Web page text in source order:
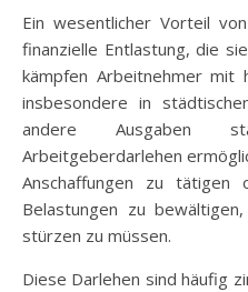
Ein wesentlicher Vorteil
finanzielle Entlastung, die
kämpfen Arbeitnehmer mit
insbesondere in
andere Ausgaben
Arbeitgeberdarlehen
Anschaffungen zu tätigen
Belastungen zu
stürzen zu müssen.
Diese Darlehen sind häufig